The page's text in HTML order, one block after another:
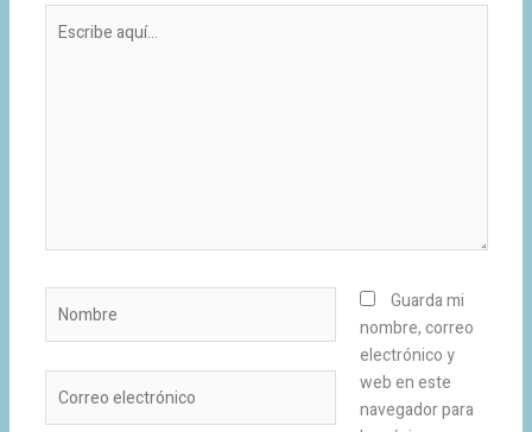
aquí...
electrónico
Guarda mi
nombre, correo
electrónico y
web en este
navegador para